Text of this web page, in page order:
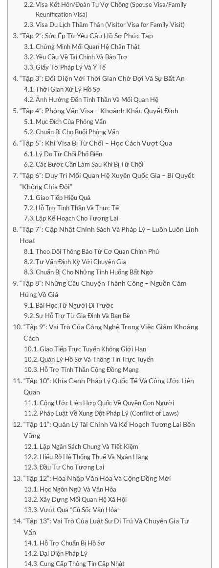
Visa Kết Hôn/Đoàn Tụ Vợ Chồng (Spouse Visa/Family
Reunification Visa)
Visa Du Lịch Thăm Thân (Visitor Visa for Family Visit)
“Tập 2”: Sức Ép Từ Yêu Cầu Hồ Sơ Phức Tạp
Chứng Minh Mối Quan Hệ Chân Thật
Yêu Cầu Về Tài Chính Và Bảo Trợ
Giấy Tờ Pháp Lý Và Y Tế
“Tập 3”: Đối Diện Với Thời Gian Chờ Đợi Và Sự Bất An
Thời Gian Xử Lý Hồ Sơ
Ảnh Hưởng Đến Tinh Thần Và Mối Quan Hệ
“Tập 4”: Phỏng Vấn Visa – Khoảnh Khắc Quyết Định
Mục Đích Của Phỏng Vấn
Chuẩn Bị Cho Buổi Phỏng Vấn
“Tập 5”: Khi Visa Bị Từ Chối – Học Cách Vượt Qua
Lý Do Từ Chối Phổ Biến
Các Bước Cần Làm Sau Khi Bị Từ Chối
“Tập 6”: Duy Trì Mối Quan Hệ Xuyên Quốc Gia – Bí Quyết
“Không Chia Đôi”
Giao Tiếp Hiệu Quả
Hỗ Trợ Tinh Thần Và Thực Tế
Lập Kế Hoạch Cho Tương Lai
“Tập 7”: Cập Nhật Chính Sách Và Pháp Lý – Luôn Luôn Linh
Hoạt
Theo Dõi Thông Báo Từ Cơ Quan Chính Phủ
Tư Vấn Định Kỳ Với Chuyên Gia
Chuẩn Bị Cho Những Tình Huống Bất Ngờ
“Tập 8”: Những Câu Chuyện Thành Công – Nguồn Cảm
Hứng Vô Giá
Bài Học Từ Người Đi Trước
Sự Hỗ Trợ Từ Gia Đình Và Bạn Bè
“Tập 9”: Vai Trò Của Công Nghệ Trong Việc Giảm Khoảng
Cách
Giao Tiếp Trực Tuyến Không Giới Hạn
Quản Lý Hồ Sơ Và Thông Tin Trực Tuyến
Hỗ Trợ Tinh Thần Cộng Đồng Mạng
“Tập 10”: Khía Cạnh Pháp Lý Quốc Tế Và Công Ước Liên
Quan
Công Ước Liên Hợp Quốc Về Quyền Con Người
Pháp Luật Về Xung Đột Pháp Lý (Conflict of Laws)
“Tập 11”: Quản Lý Tài Chính Và Kế Hoạch Tương Lai Bền
Vững
Lập Ngân Sách Chung Và Tiết Kiệm
Hiểu Rõ Hệ Thống Thuế Và Ngân Hàng
Đầu Tư Cho Tương Lai
“Tập 12”: Hòa Nhập Văn Hóa Và Cộng Đồng Mới
Học Ngôn Ngữ Và Văn Hóa
Xây Dựng Mối Quan Hệ Xã Hội
Vượt Qua “Cú Sốc Văn Hóa”
“Tập 13”: Vai Trò Của Luật Sư Di Trú Và Chuyên Gia Tư
Vấn
Hỗ Trợ Chuẩn Bị Hồ Sơ
Đại Diện Pháp Lý
Cung Cấp Thông Tin Cập Nhật